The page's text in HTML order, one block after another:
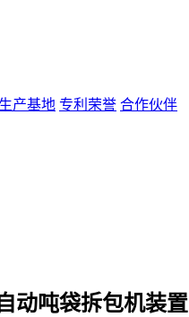
生产基地 专利荣誉 合作伙伴
动吨袋拆包机装置